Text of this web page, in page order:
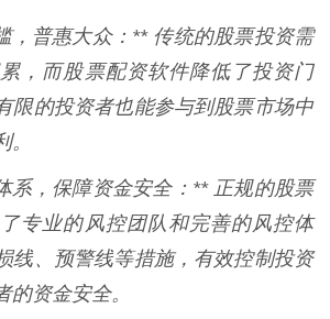
，普惠大众：** 传统的股票投资需
，而股票配资软件降低了投资门
限的投资者也能参与到股票市场中
系，保障资金安全：** 正规的股票
专业的风控团队和完善的风控体
线、预警线等措施，有效控制投资
的资金安全。